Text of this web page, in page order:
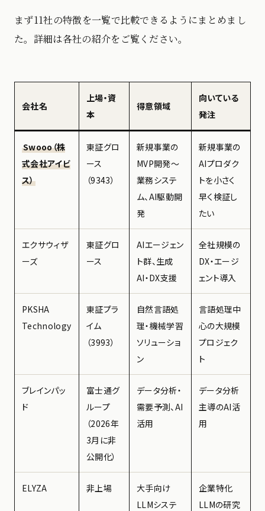
まず11社の特徴を一覧で比較できるようにまとめまし
た。詳細は各社の紹介をご覧ください。
会社名
上場・資
本
得意領域
向いている
発注
Swooo（株
式会社アイビ
ス）
東証グロ
ース
（9343）
新規事業の
MVP開発〜
業務システ
ム、AI駆動開
発
新規事業の
AIプロダク
トを小さく
早く検証し
たい
エクサウィザ
ーズ
東証グロ
ース
AIエージェン
ト群、生成
AI・DX支援
全社規模の
DX・エージ
ェント導入
PKSHA
Technology
東証プラ
イム
（3993）
自然言語処
理・機械学習
ソリューショ
ン
言語処理中
心の大規模
プロジェク
ト
ブレインパッ
ド
富士通グ
ループ
（2026年
3月に非
公開化）
データ分析・
需要予測、AI
活用
データ分析
主導のAI活
用
ELYZA 非上場
大手向け
LLMシステ
企業特化
LLMの研究